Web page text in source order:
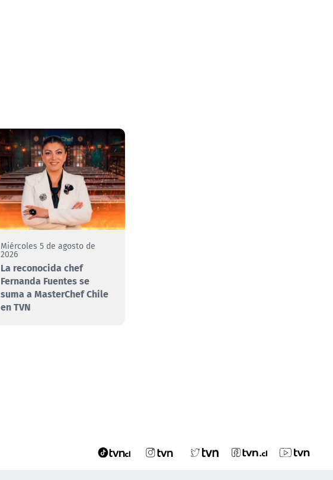
Miércoles 5 de agosto de
2026
La reconocida chef
Fernanda Fuentes se
suma a MasterChef Chile
en TVN